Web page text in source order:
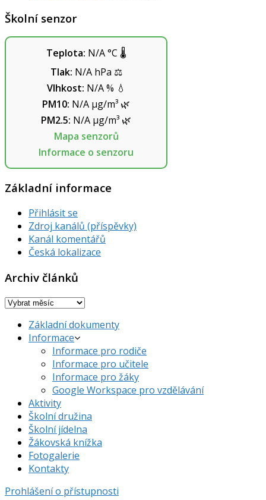
Školní senzor
Teplota: N/A°C 🌡️
Tlak: N/AhPa ⚖️
Vlhkost: N/A% 💧
PM10: N/A µg/m³ 🌿
PM2.5: N/A µg/m³ 🌿
Mapa senzorů
Informace o senzoru
Základní informace
Přihlásit se
Zdroj kanálů (příspěvky)
Kanál komentářů
Česká lokalizace
Archiv článků
Archiv
Základní dokumenty
Informace
Informace pro rodiče
Informace pro učitele
Informace pro žáky
Google Workspace pro vzdělávání
Aktivity
Školní družina
Školní jídelna
Žákovská knížka
Fotogalerie
Kontakty
Prohlášení o přístupnosti